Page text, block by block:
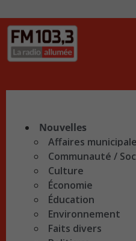
Nouvelles
Affaires
Communauté /
Culture
Économie
Éducation
Environnement
Faits divers